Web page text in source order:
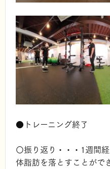
●トレーニング終了
〇振り返り・・・1週間
体脂肪を落とすことがで